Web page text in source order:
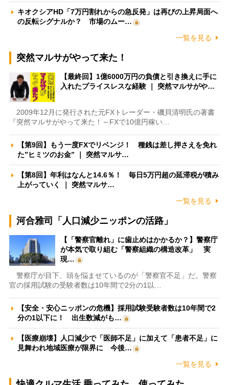
キオクシアHD「7万円割れからの急反発」は再びの上昇局面へ
の反転シグナルか？ 市場のムー…
一覧を見る
突然マルサがやって来た！
【最終回】1億6000万円の負債と引き換えに手に
入れたプライスレスな経験 ｜ 突然マルサがや…
2009年12月に発行された元FXトレーダー・磯貝清明氏の著書
『突然マルサがやって来た！～FXで10億円稼い…
【第9回】もう一度FXでリベンジ！ 種銭は差し押さえを免れ
た”ヒミツのお金” ｜ 突然マルサ…
【第8回】年利はなんと14.6％！ 毎日5万円超の延滞税が積み
上がっていく ｜ 突然マルサ…
一覧を見る
河合雅司「人口減少ニッポンの活路」
【「警察官離れ」に歯止めはかかるか？】警察庁
が本気で取り組む「警察組織の構造改革」 実
現…
警察庁が目下、頭を悩ませているのが「警察官不足」だ。警察
官の採用試験の受験者数は10年間で2分の1以…
【安全・安心ニッポンの危機】採用試験受験者数は10年間で2
分の1以下に！ 出生数減がも…
【医療崩壊】人口減少で「医師不足」に加えて「患者不足」に
見舞われ地域医療が限界に 今後…
一覧を見る